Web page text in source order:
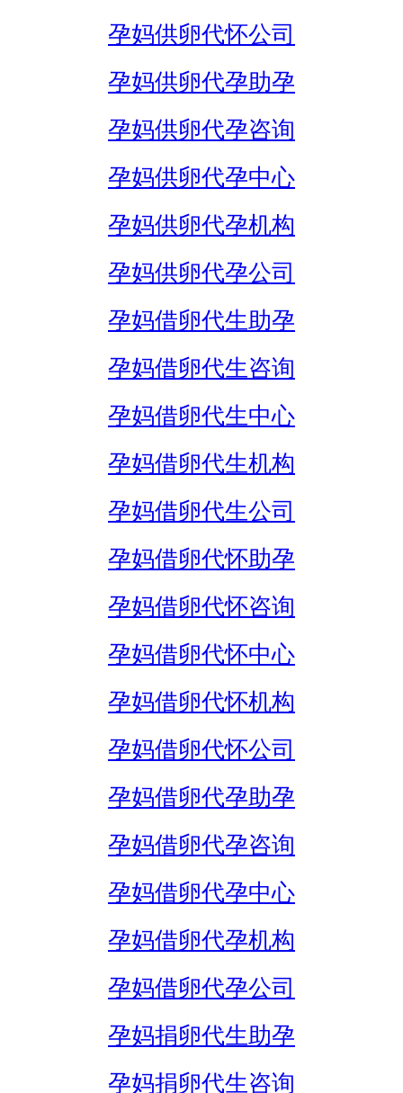
孕妈供卵代怀公司
孕妈供卵代孕助孕
孕妈供卵代孕咨询
孕妈供卵代孕中心
孕妈供卵代孕机构
孕妈供卵代孕公司
孕妈借卵代生助孕
孕妈借卵代生咨询
孕妈借卵代生中心
孕妈借卵代生机构
孕妈借卵代生公司
孕妈借卵代怀助孕
孕妈借卵代怀咨询
孕妈借卵代怀中心
孕妈借卵代怀机构
孕妈借卵代怀公司
孕妈借卵代孕助孕
孕妈借卵代孕咨询
孕妈借卵代孕中心
孕妈借卵代孕机构
孕妈借卵代孕公司
孕妈捐卵代生助孕
孕妈捐卵代生咨询